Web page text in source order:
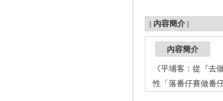
| 內容簡介 |
內容簡介
《平埔客：從『去
性「落番仔賽做番